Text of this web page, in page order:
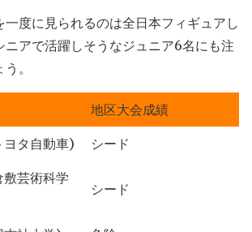
一度に見られるのは全日本フィギュアし
ニアで活躍しそうなジュニア6名にも注
。
地区大会成績
タ自動車) シード
芸術科学
シード